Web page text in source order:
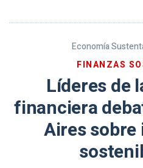
Economía
FINANZAS
Líderes de
financiera
Aires